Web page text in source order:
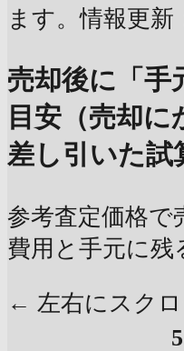
ます。情報更新
売却後に「手
目安（売却
差し引いた試
参考査定価格で
費用と手元に残
← 左右にスク